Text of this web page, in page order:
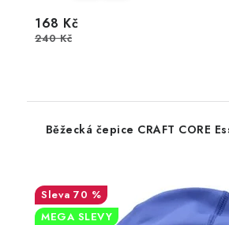
168 Kč
240 Kč
Běžecká čepice CRAFT CORE
70 %
MEGA SLEVY